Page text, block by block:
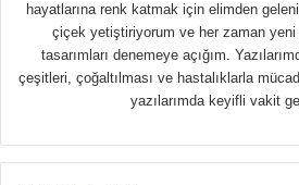
hayatlarına renk katmak için elimden
çiçek yetiştiriyorum ve her zaman
tasarımları denemeye açığım.
çeşitleri, çoğaltılması ve hastalıklarla
yazılarımda keyifli vakit